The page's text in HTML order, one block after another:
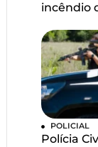
incêndio
POLICIAL
Polícia